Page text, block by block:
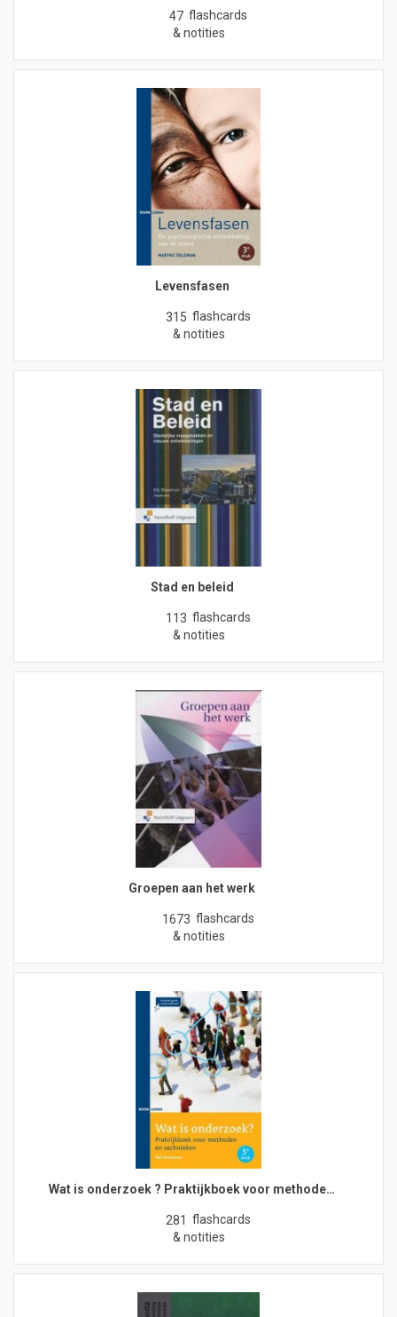
47 flashcards
& notities
Levensfasen
315 flashcards
& notities
Stad en beleid
113 flashcards
& notities
Groepen aan het werk
1673 flashcards
& notities
Wat is onderzoek ? Praktijkboek voor methode…
281 flashcards
& notities